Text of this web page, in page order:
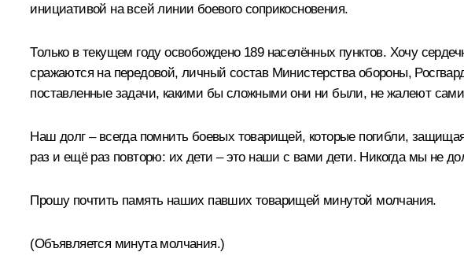
инициативой на всей линии боевого соприкосновения.
Только в текущем году освобождено 189 населённых пунктов. Хочу
сражаются на передовой, личный состав Министерства обороны,
поставленные задачи, какими бы сложными они ни были, не жалеют
Наш долг – всегда помнить боевых товарищей, которые погибли,
раз и ещё раз повторю: их дети – это наши с вами дети. Никогда мы не
Прошу почтить память наших павших товарищей минутой молчания.
(Объявляется минута молчания.)